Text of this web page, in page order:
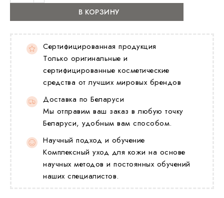
В КОРЗИНУ
Сертифицированная продукция
Только оригинальные и
сертифицированные косметические
средства от лучших мировых брендов
Доставка по Беларуси
Мы отправим ваш заказ в любую точку
Беларуси, удобным вам способом.
Научный подход и обучение
Комплексный уход для кожи на основе
научных методов и постоянных обучений
наших специалистов.